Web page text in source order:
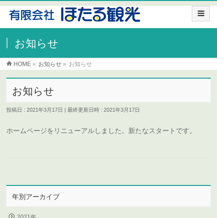
お知らせ
HOME » お知らせ » お知らせ
お知らせ
投稿日 : 2021年3月17日 最終更新日時 : 2021年3月17日
ホームページをリニューアルしました。新たなスタートです。
年別アーカイブ